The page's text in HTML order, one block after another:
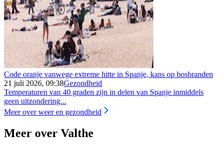
Code oranje vanwege extreme hitte in Spanje, kans op bosbranden
21 juli 2026, 09:38Gezondheid
Temperaturen van 40 graden zijn in delen van Spanje inmiddels
geen uitzondering...
Meer over weer en gezondheid
Meer over Valthe